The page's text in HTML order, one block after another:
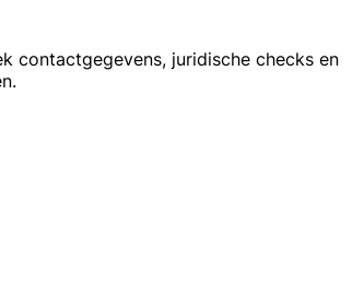
contactgegevens, juridische checks en